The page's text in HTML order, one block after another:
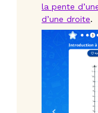
la pente
d’une droite.